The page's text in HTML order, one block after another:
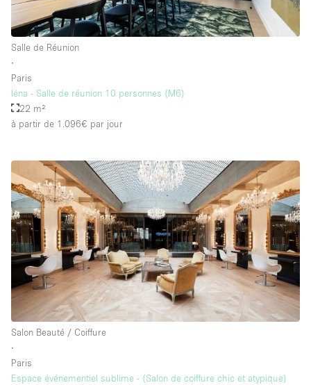
Salle de Réunion
∙
Paris
Iéna - Salle de réunion 10 personnes (M6)
22 m²
à partir de 1.096€ par jour
Salon Beauté / Coiffure
∙
Paris
Espace événementiel sublime - (Salon de coiffure chic et atypique)